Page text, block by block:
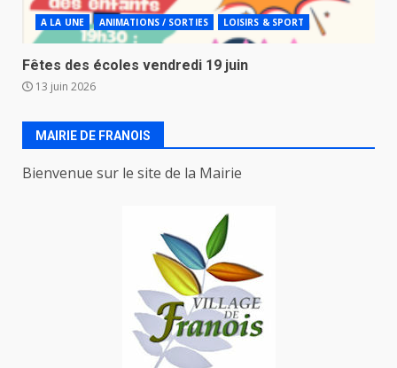
A LA UNE ANIMATIONS / SORTIES LOISIRS & SPORT
Fêtes des écoles vendredi 19 juin
13 juin 2026
MAIRIE DE FRANOIS
Bienvenue sur le site de la Mairie